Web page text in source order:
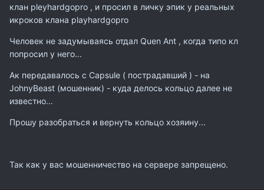
клан pleyhardgopro , и просил в личку эпик у реальных
икроков клана playhardgopro
Человек не задумываясь отдал Quen Ant , когда типо кл
попросил у него...
Ак передавалось с Capsule ( пострадавший ) - на
JohnyBeast (мошенник) - куда делось кольцо далее не
известно...
Прошу разобраться и вернуть кольцо хозяину...
Так как у вас мошенничество на сервере запрещено.